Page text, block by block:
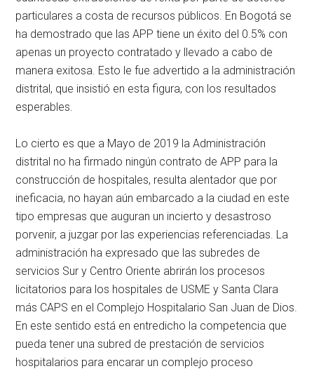
particulares a costa de recursos públicos. En Bogotá se
ha demostrado que las APP tiene un éxito del 0.5% con
apenas un proyecto contratado y llevado a cabo de
manera exitosa. Esto le fue advertido a la administración
distrital, que insistió en esta figura, con los resultados
esperables.
Lo cierto es que a Mayo de 2019 la Administración
distrital no ha firmado ningún contrato de APP para la
construcción de hospitales, resulta alentador que por
ineficacia, no hayan aún embarcado a la ciudad en este
tipo empresas que auguran un incierto y desastroso
porvenir, a juzgar por las experiencias referenciadas. La
administración ha expresado que las subredes de
servicios Sur y Centro Oriente abrirán los procesos
licitatorios para los hospitales de USME y Santa Clara
más CAPS en el Complejo Hospitalario San Juan de Dios.
En este sentido está en entredicho la competencia que
pueda tener una subred de prestación de servicios
hospitalarios para encarar un complejo proceso